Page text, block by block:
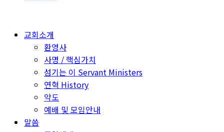
교회소개
환영사
사명 / 핵심가치
섬기는 이 Servant Ministers
연혁 History
약도
예배 및 모임안내
말씀